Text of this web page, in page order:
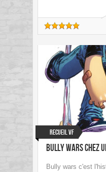
Recueil VF
Bully Wars chez
Bully wars c'est